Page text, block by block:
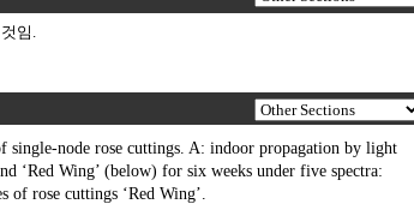
임.
node rose cuttings. A: indoor propagation by light
‘Red Wing’ (below) for six weeks under five spectra:
rose cuttings ‘Red Wing’.